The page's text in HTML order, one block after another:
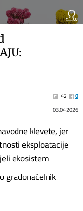
42
0
03.04.2026
klevete, jer
eksploatacije
ekosistem.
gradonačelnik